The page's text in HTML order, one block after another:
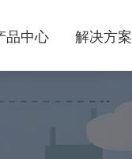
品中心 解决方案